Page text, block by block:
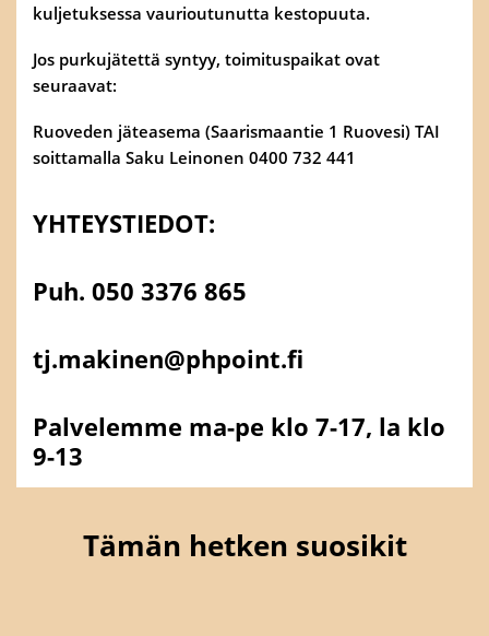
kuljetuksessa vaurioutunutta kestopuuta.
Jos purkujätettä syntyy, toimituspaikat ovat
seuraavat:
Ruoveden jäteasema (Saarismaantie 1 Ruovesi) TAI
soittamalla Saku Leinonen 0400 732 441
YHTEYSTIEDOT:
Puh. 050 3376 865
tj.makinen@phpoint.fi
Palvelemme ma-pe klo 7-17, la klo
9-13
Tämän hetken suosikit